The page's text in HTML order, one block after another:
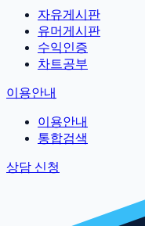
자유게시판
유머게시판
수익인증
차트공부
이용안내
이용안내
통합검색
상담 신청